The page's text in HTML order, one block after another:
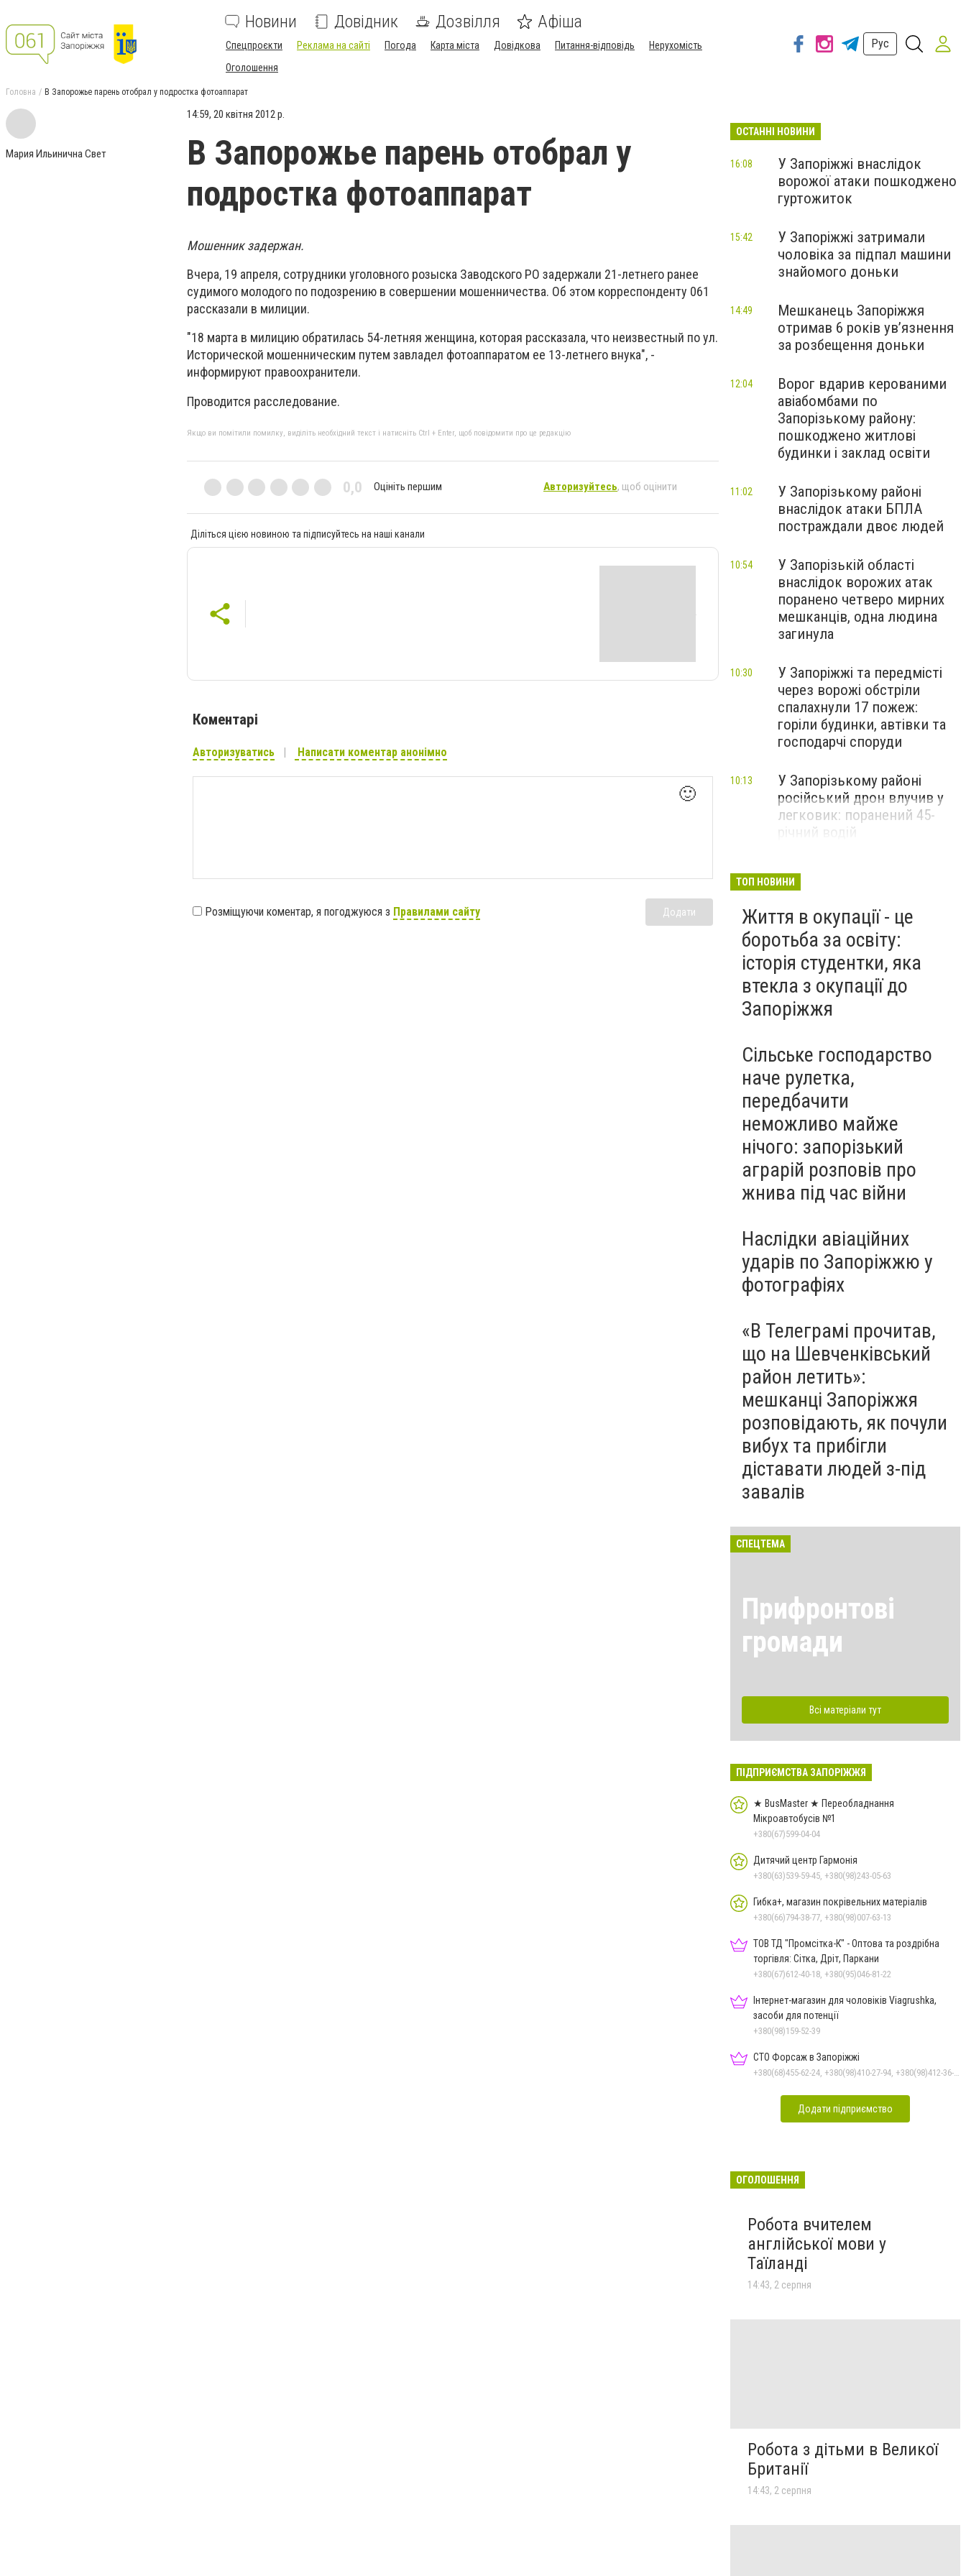
Новини Довідник Дозвілля Афіша
Спецпроєкти Реклама на сайті Погода Карта міста Довідкова Питання-відповідь
Нерухомість
Оголошення
Рус
Головна В Запорожье парень отобрал у подростка фотоаппарат
Мария Ильинична Свет
14:59, 20 квітня 2012 р.
В Запорожье парень отобрал у
подростка фотоаппарат
Мошенник задержан.
Вчера, 19 апреля, сотрудники уголовного розыска Заводского РО задержали 21-летнего ранее
судимого молодого по подозрению в совершении мошенничества. Об этом корреспонденту 061
рассказали в милиции.
"18 марта в милицию обратилась 54-летняя женщина, которая рассказала, что неизвестный по ул.
Исторической мошенническим путем завладел фотоаппаратом ее 13-летнего внука", -
информируют правоохранители.
Проводится расследование.
Якщо ви помітили помилку, виділіть необхідний текст і натисніть Ctrl + Enter, щоб повідомити про це редакцію
0,0 Оцініть першим Авторизуйтесь, щоб оцінити
Діліться цією новиною та підписуйтесь на наші канали
Коментарі
Авторизуватись Написати коментар анонімно
🙂
Розміщуючи коментар, я погоджуюся з Правилами сайту Додати
ОСТАННІ НОВИНИ
У Запоріжжі внаслідок
ворожої атаки пошкоджено
гуртожиток
16:08
У Запоріжжі затримали
чоловіка за підпал машини
знайомого доньки
15:42
Мешканець Запоріжжя
отримав 6 років увʼязнення
за розбещення доньки
14:49
Ворог вдарив керованими
авіабомбами по
Запорізькому району:
пошкоджено житлові
будинки і заклад освіти
12:04
У Запорізькому районі
внаслідок атаки БПЛА
постраждали двоє людей
11:02
У Запорізькій області
внаслідок ворожих атак
поранено четверо мирних
мешканців, одна людина
загинула
10:54
У Запоріжжі та передмісті
через ворожі обстріли
спалахнули 17 пожеж:
горіли будинки, автівки та
господарчі споруди
10:30
У Запорізькому районі
російський дрон влучив у
легковик: поранений 45-
річний водій
10:13
ТОП НОВИНИ
Життя в окупації - це
боротьба за освіту:
історія студентки, яка
втекла з окупації до
Запоріжжя
Сільське господарство
наче рулетка,
передбачити
неможливо майже
нічого: запорізький
аграрій розповів про
жнива під час війни
Наслідки авіаційних
ударів по Запоріжжю у
фотографіях
«В Телеграмі прочитав,
що на Шевченківський
район летить»:
мешканці Запоріжжя
розповідають, як почули
вибух та прибігли
діставати людей з-під
завалів
СПЕЦТЕМА
Прифронтові
громади
Всі матеріали тут
ПІДПРИЄМСТВА ЗАПОРІЖЖЯ
★ BusMaster ★ Переобладнання
Мікроавтобусів №1
+380(67)599-04-04
Дитячий центр Гармонія
+380(63)539-59-45, +380(98)243-05-63
Гибка+, магазин покрівельних матеріалів
+380(66)794-38-77, +380(98)007-63-13
ТОВ ТД "Промсітка-К" - Оптова та роздрібна
торгівля: Сітка, Дріт, Паркани
+380(67)612-40-18, +380(95)046-81-22
Інтернет-магазин для чоловіків Viagrushka,
засоби для потенції
+380(98)159-52-39
СТО Форсаж в Запоріжжі
Додати підприємство
ОГОЛОШЕННЯ
Робота вчителем
англійської мови у
Таїланді
14:43, 2 серпня
Робота з дітьми в Великої
Британії
14:43, 2 серпня